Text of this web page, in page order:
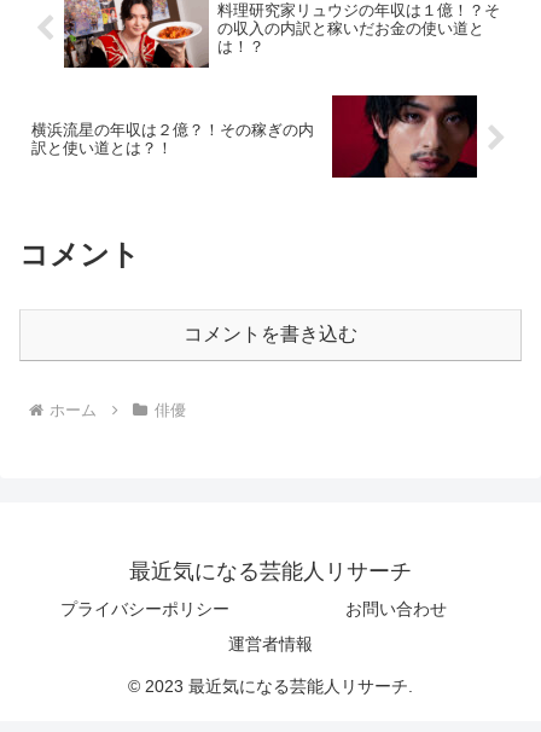
料理研究家リュウジの年収は１億！？そ
の収入の内訳と稼いだお金の使い道と
は！？
横浜流星の年収は２億？！その稼ぎの内
訳と使い道とは？！
コメント
コメントを書き込む
ホーム 俳優
最近気になる芸能人リサーチ
プライバシーポリシー
お問い合わせ
運営者情報
© 2023 最近気になる芸能人リサーチ.